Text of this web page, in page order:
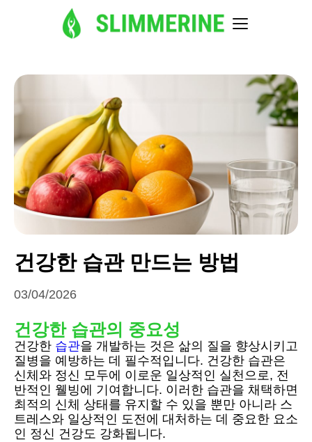
건강한 습관 만드는 방법
03/04/2026
건강한 습관의 중요성
건강한 습관을 개발하는 것은 삶의 질을 향상시키고
질병을 예방하는 데 필수적입니다. 건강한 습관은
신체와 정신 모두에 이로운 일상적인 실천으로, 전
반적인 웰빙에 기여합니다. 이러한 습관을 채택하면
최적의 신체 상태를 유지할 수 있을 뿐만 아니라 스
트레스와 일상적인 도전에 대처하는 데 중요한 요소
인 정신 건강도 강화됩니다.